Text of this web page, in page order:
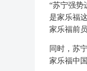
“苏宁强势
是家乐福
家乐福前
同时，苏
家乐福中